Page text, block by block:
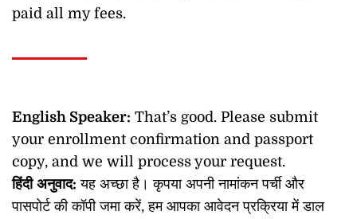
paid all my fees.
English Speaker: That’s good. Please submit
your enrollment confirmation and passport
copy, and we will process your request.
हिंदी अनुवाद: यह अच्छा है। कृपया अपनी नामांकन पर्ची और
पासपोर्ट की कॉपी जमा करें, हम आपका आवेदन प्रक्रिया में डाल